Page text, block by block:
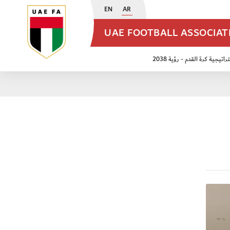
EN AR
UAE FOOTBALL
كرة القدم - رؤية 2038